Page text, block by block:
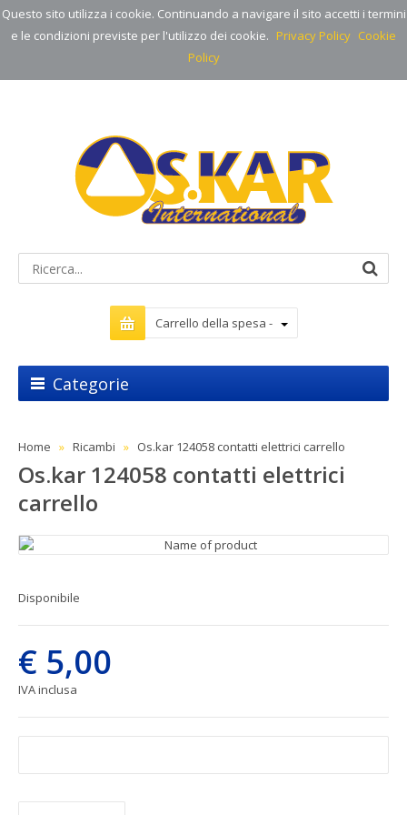
Questo sito utilizza i cookie. Continuando a navigare il sito accetti i termini
e le condizioni previste per l'utilizzo dei cookie. Privacy Policy Cookie
Policy
Carrello della spesa -
Categorie
Home Ricambi Os.kar 124058 contatti elettrici carrello
Os.kar 124058 contatti elettrici
carrello
Disponibile
€ 5,00
IVA inclusa